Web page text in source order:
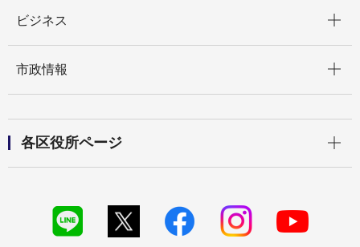
ビジネス
市政情報
各区役所ページ